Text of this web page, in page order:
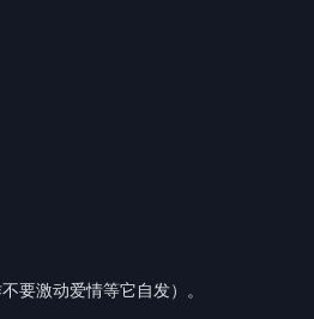
要激动爱情等它自发）。